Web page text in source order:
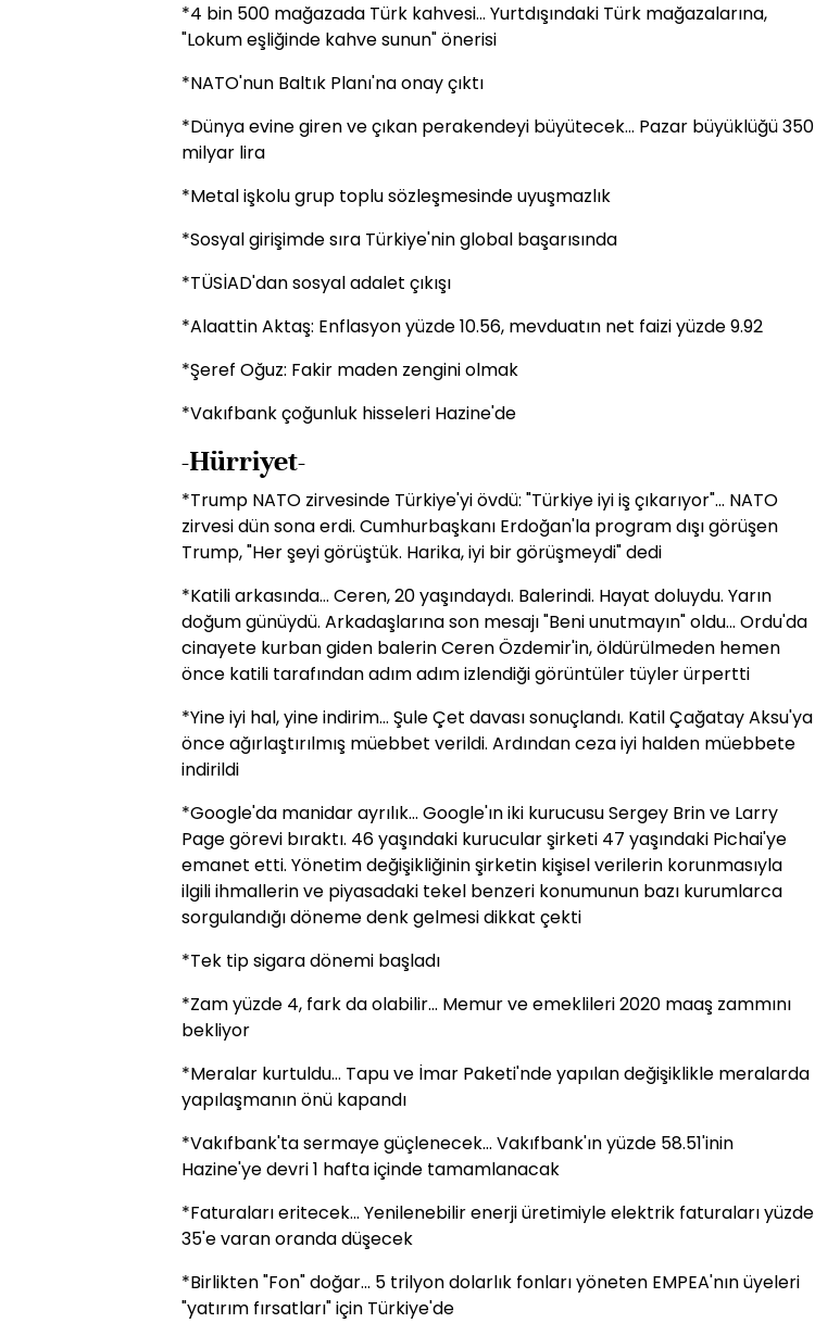
*4 bin 500 mağazada Türk kahvesi... Yurtdışındaki Türk mağazalarına,
"Lokum eşliğinde kahve sunun" önerisi
*NATO'nun Baltık Planı'na onay çıktı
*Dünya evine giren ve çıkan perakendeyi büyütecek... Pazar büyüklüğü 350
milyar lira
*Metal işkolu grup toplu sözleşmesinde uyuşmazlık
*Sosyal girişimde sıra Türkiye'nin global başarısında
*TÜSİAD'dan sosyal adalet çıkışı
*Alaattin Aktaş: Enflasyon yüzde 10.56, mevduatın net faizi yüzde 9.92
*Şeref Oğuz: Fakir maden zengini olmak
*Vakıfbank çoğunluk hisseleri Hazine'de
-Hürriyet-
*Trump NATO zirvesinde Türkiye'yi övdü: "Türkiye iyi iş çıkarıyor"... NATO
zirvesi dün sona erdi. Cumhurbaşkanı Erdoğan'la program dışı görüşen
Trump, "Her şeyi görüştük. Harika, iyi bir görüşmeydi" dedi
*Katili arkasında... Ceren, 20 yaşındaydı. Balerindi. Hayat doluydu. Yarın
doğum günüydü. Arkadaşlarına son mesajı "Beni unutmayın" oldu... Ordu'da
cinayete kurban giden balerin Ceren Özdemir'in, öldürülmeden hemen
önce katili tarafından adım adım izlendiği görüntüler tüyler ürpertti
*Yine iyi hal, yine indirim... Şule Çet davası sonuçlandı. Katil Çağatay Aksu'ya
önce ağırlaştırılmış müebbet verildi. Ardından ceza iyi halden müebbete
indirildi
*Google'da manidar ayrılık... Google'ın iki kurucusu Sergey Brin ve Larry
Page görevi bıraktı. 46 yaşındaki kurucular şirketi 47 yaşındaki Pichai'ye
emanet etti. Yönetim değişikliğinin şirketin kişisel verilerin korunmasıyla
ilgili ihmallerin ve piyasadaki tekel benzeri konumunun bazı kurumlarca
sorgulandığı döneme denk gelmesi dikkat çekti
*Tek tip sigara dönemi başladı
*Zam yüzde 4, fark da olabilir... Memur ve emeklileri 2020 maaş zammını
bekliyor
*Meralar kurtuldu... Tapu ve İmar Paketi'nde yapılan değişiklikle meralarda
yapılaşmanın önü kapandı
*Vakıfbank'ta sermaye güçlenecek... Vakıfbank'ın yüzde 58.51'inin
Hazine'ye devri 1 hafta içinde tamamlanacak
*Faturaları eritecek... Yenilenebilir enerji üretimiyle elektrik faturaları yüzde
35'e varan oranda düşecek
*Birlikten "Fon" doğar... 5 trilyon dolarlık fonları yöneten EMPEA'nın üyeleri
"yatırım fırsatları" için Türkiye'de